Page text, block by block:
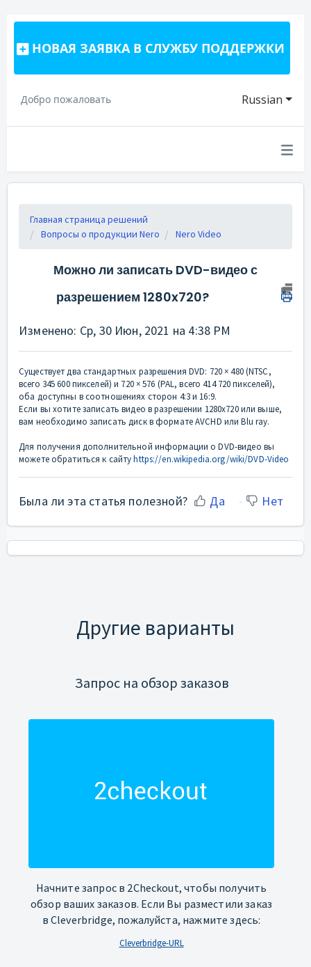
НОВАЯ ЗАЯВКА В СЛУЖБУ ПОДДЕРЖКИ
Russian
Добро пожаловать
Главная страница решений
Вопросы о продукции Nero
Nero Video
Можно ли записать DVD-видео с
разрешением 1280x720?
Изменено: Ср, 30 Июн, 2021 на 4:38 PM
Существует два стандартных разрешения DVD: 720 × 480 (NTSC,
всего 345 600 пикселей) и 720 × 576 (PAL, всего 414 720 пикселей),
оба доступны в соотношениях сторон 4:3 и 16:9.
Если вы хотите записать видео в разрешении 1280x720 или выше,
вам необходимо записать диск в формате AVCHD или Blu ray.
Для получения дополнительной информации о DVD-видео вы
можете обратиться к сайтуhttps://en.wikipedia.org/wiki/DVD-Video
Была ли эта статья полезной? Да Нет
Другие варианты
Запрос на обзор заказов
Начните запрос в 2Checkout, чтобы получить
обзор ваших заказов. Если Вы разместили заказ
в Cleverbridge, пожалуйста, нажмите здесь:
Cleverbridge-URL